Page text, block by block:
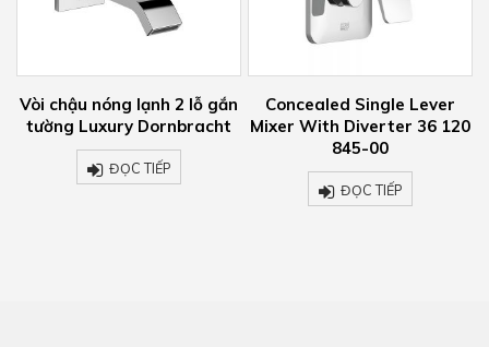
lạnh 2 lỗ gắn
Dornbracht
Concealed Single Lever
Mixer With Diverter 36 120
Vòi bồn
Luxury